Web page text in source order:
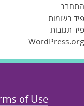
התחבר
פיד רשומות
פיד תגובות
WordPress.org
of Use